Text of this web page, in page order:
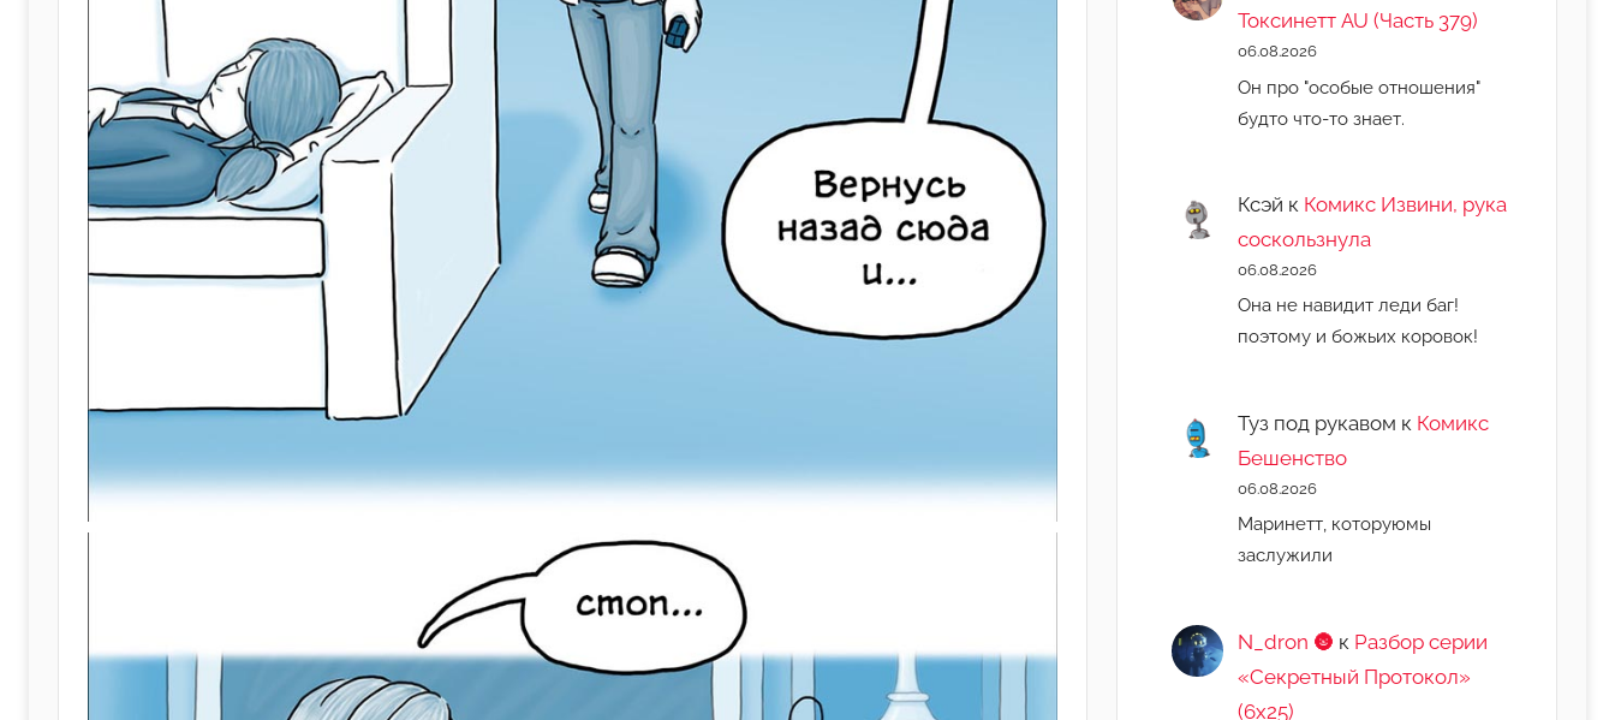
Токсинетт AU (Часть 379)
06.08.2026
Он про "особые отношения"
будто что-то знает.
Ксэй к Комикс Извини, рука
соскользнула
06.08.2026
Она не навидит леди баг!
поэтому и божьих коровок!
Туз под рукавом к Комикс
Бешенство
06.08.2026
Маринетт, которуюмы
заслужили
N_dron 🌚 к Разбор серии
«Секретный Протокол»
(6х25)